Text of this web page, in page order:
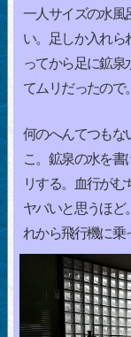
一人サイズの水風
い。足しか入れら
ってから足に鉱泉
てムリだったので。
何のへんてつもな
こ。鉱泉の水を書
リする。血行が
ヤバいと思うほど
れから飛行機に乗